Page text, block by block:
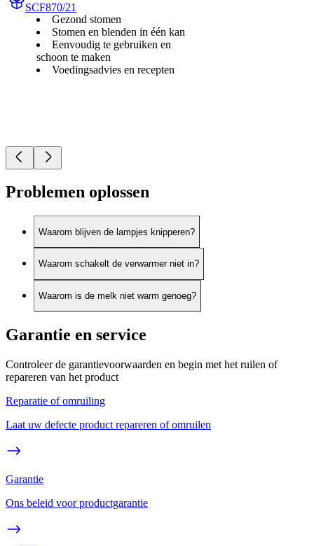
SCF870/21
Gezond stomen
Stomen en blenden in één kan
Eenvoudig te gebruiken en
schoon te maken
Voedingsadvies en recepten
Problemen oplossen
Waarom blijven de lampjes knipperen?
Waarom schakelt de verwarmer niet in?
Waarom is de melk niet warm genoeg?
Garantie en service
Controleer de garantievoorwaarden en begin met het ruilen of
repareren van het product
Reparatie of omruiling
Laat uw defecte product repareren of omruilen
Garantie
Ons beleid voor productgarantie